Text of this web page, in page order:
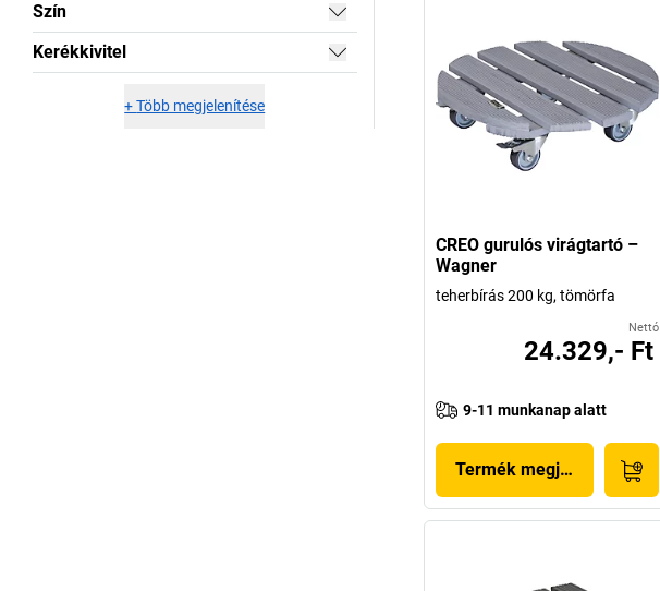
Szín
Kerékkivitel
+Több megjelenítése
CREO gurulós virágtartó –
Wagner
teherbírás 200 kg, tömörfa
Nettó
24.329,- Ft
9-11 munkanap alatt
Termék megjelenítése